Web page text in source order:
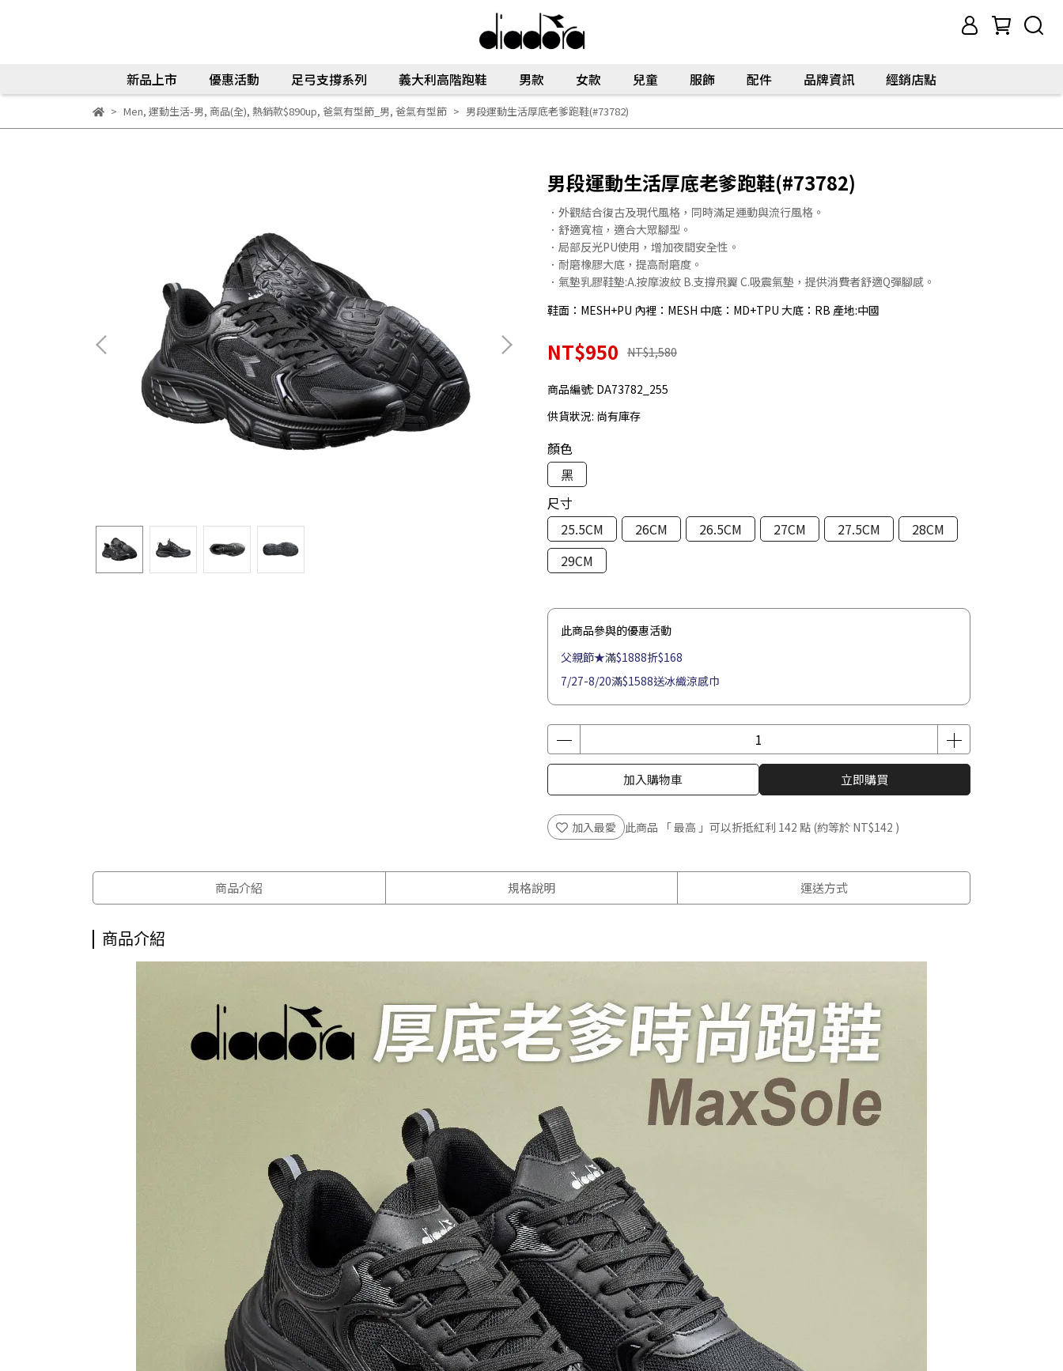
新品上市 優惠活動 足弓支撐系列 義大利高階跑鞋 男款 女款 兒童 服飾 配件 品牌資訊 經銷店點
Men, 運動生活-男, 商品(全), 熱銷款$890up, 爸氣有型節_男, 爸氣有型節 男段運動生活厚底老爹跑鞋(#73782)
男段運動生活厚底老爹跑鞋(#73782)
．外觀結合復古及現代風格，同時滿足運動與流行風格。
．舒適寬楦，適合大眾腳型。
．局部反光PU使用，增加夜間安全性。
．耐磨橡膠大底，提高耐磨度。
．氣墊乳膠鞋墊:A.按摩波紋 B.支撐飛翼 C.吸震氣墊，提供消費者舒適Q彈腳感。
鞋面：MESH+PU 內裡：MESH 中底：MD+TPU 大底：RB 產地:中國
NT$950 NT$1,580
商品編號: DA73782_255
供貨狀況: 尚有庫存
顏色
黑
尺寸
25.5CM
26CM 26.5CM 27CM 27.5CM
28CM
29CM
此商品參與的優惠活動
父親節★滿$1888折$168
7/27-8/20滿$1588送冰織涼感巾
加入購物車 立即購買
加入最愛 此商品 「 最高 」可以折抵紅利 142 點 (約等於 NT$142 )
商品介紹 規格說明 運送方式
商品介紹